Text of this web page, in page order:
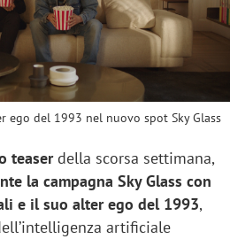
ego del 1993 nel nuovo spot Sky Glass
teaserdella scorsa settimana,
la campagna Sky Glass con
e il suo alter ego del 1993,
artificiale